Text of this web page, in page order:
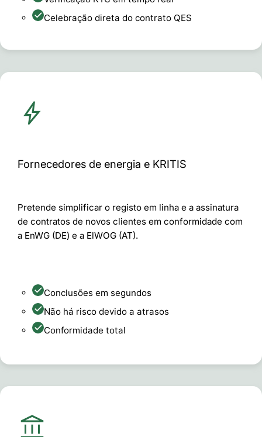
Celebração direta do contrato QES
Fornecedores de energia e KRITIS
Pretende simplificar o registo em linha e a assinatura
de contratos de novos clientes em conformidade com
a EnWG (DE) e a ElWOG (AT).
Conclusões em segundos
Não há risco devido a atrasos
Conformidade total